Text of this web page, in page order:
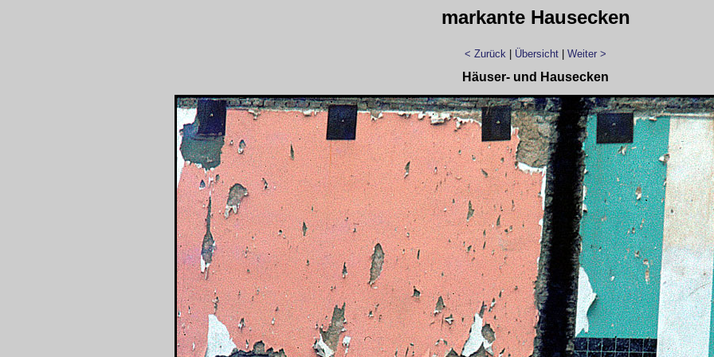
markante Hausecken
< Zurück Übersicht Weiter >
Häuser- und Hausecken